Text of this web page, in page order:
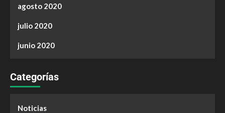
agosto 2020
julio 2020
junio 2020
Categorías
Noticias